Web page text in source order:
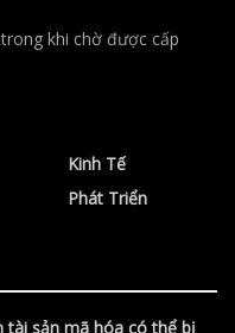
khi chờ được cấp
Kinh Tế
Phát Triển
tài sản mã hóa có thể bị